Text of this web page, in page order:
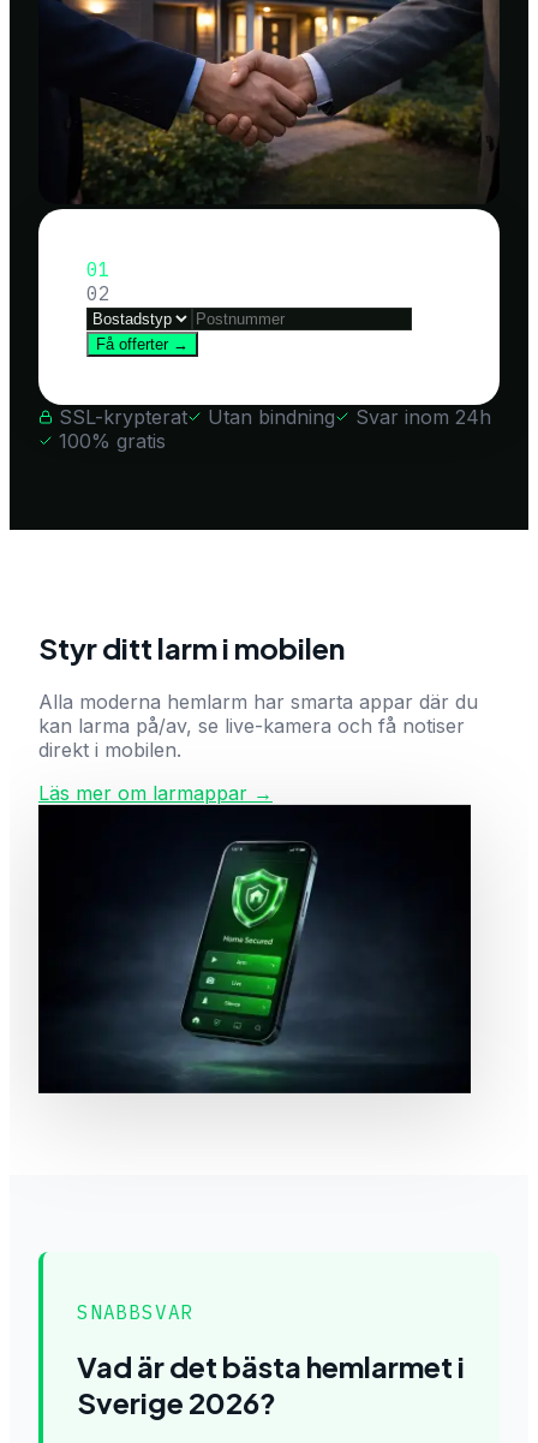
01
02
Få offerter →
SSL-krypterat Utan bindning
Svar inom 24h
100% gratis
Styr ditt larm i mobilen
Alla moderna hemlarm har smarta appar där du
kan larma på/av, se live-kamera och få notiser
direkt i mobilen.
Läs mer om larmappar →
SNABBSVAR
Vad är det bästa hemlarmet i
Sverige 2026?